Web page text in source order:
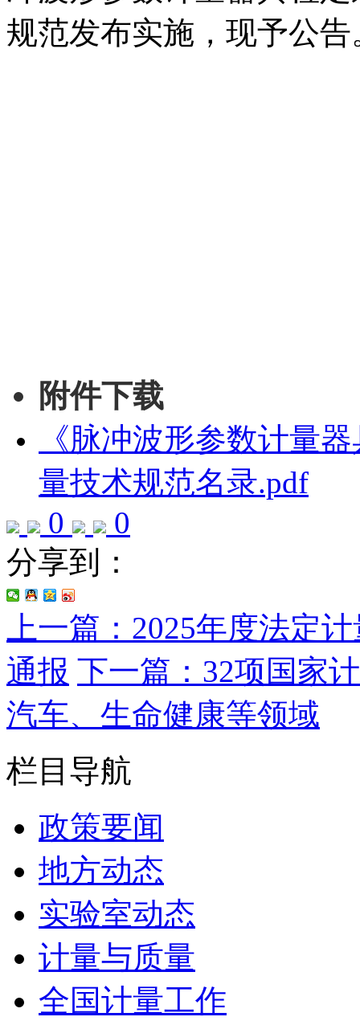
规范发布实施 ，现予公告
附件下载
《脉冲波形参数计量
量技术规范名录.pdf
0
0
分享到：
上一篇：2025年度法定
通报 下一篇：32项国家
汽车、生命健康等领域
栏目导航
政策要闻
地方动态
实验室动态
计量与质量
全国计量工作